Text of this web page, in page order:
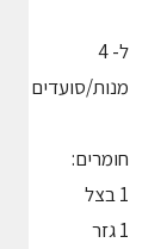
ל- 4
מנות/סועדים
חומרים:
1 בצל
1 גזר